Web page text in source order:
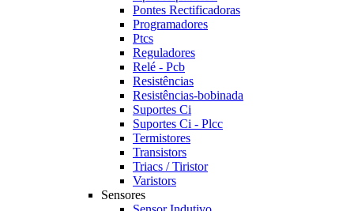
Pontes Rectificadoras
Programadores
Ptcs
Reguladores
Relé - Pcb
Resistências
Resistências-bobinada
Suportes Ci
Suportes Ci - Plcc
Termistores
Transistors
Triacs / Tiristor
Varistors
Sensores